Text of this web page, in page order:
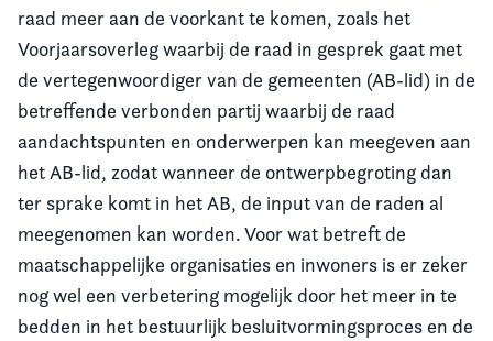
raad meer aan de voorkant te komen, zoals het
Voorjaarsoverleg waarbij de raad in gesprek gaat met
de vertegenwoordiger van de gemeenten (AB-lid) in de
betreffende verbonden partij waarbij de raad
aandachtspunten en onderwerpen kan meegeven aan
het AB-lid, zodat wanneer de ontwerpbegroting dan
ter sprake komt in het AB, de input van de raden al
meegenomen kan worden. Voor wat betreft de
maatschappelijke organisaties en inwoners is er zeker
nog wel een verbetering mogelijk door het meer in te
bedden in het bestuurlijk besluitvormingsproces en de